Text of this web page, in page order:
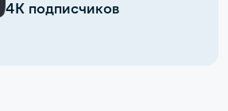
4К подписчиков